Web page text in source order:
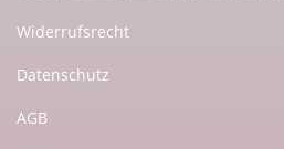
Widerrufsrecht
Datenschutz
AGB